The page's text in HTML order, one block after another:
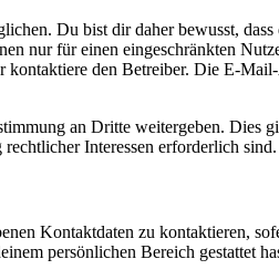
Du bist dir daher bewusst,
nur für einen eingeschränkten
kontaktiere den Betreiber. Die E-
an Dritte weitergeben. Dies
Interessen erforderlich sind.
Kontaktdaten zu kontaktieren,
persönlichen Bereich gestattet